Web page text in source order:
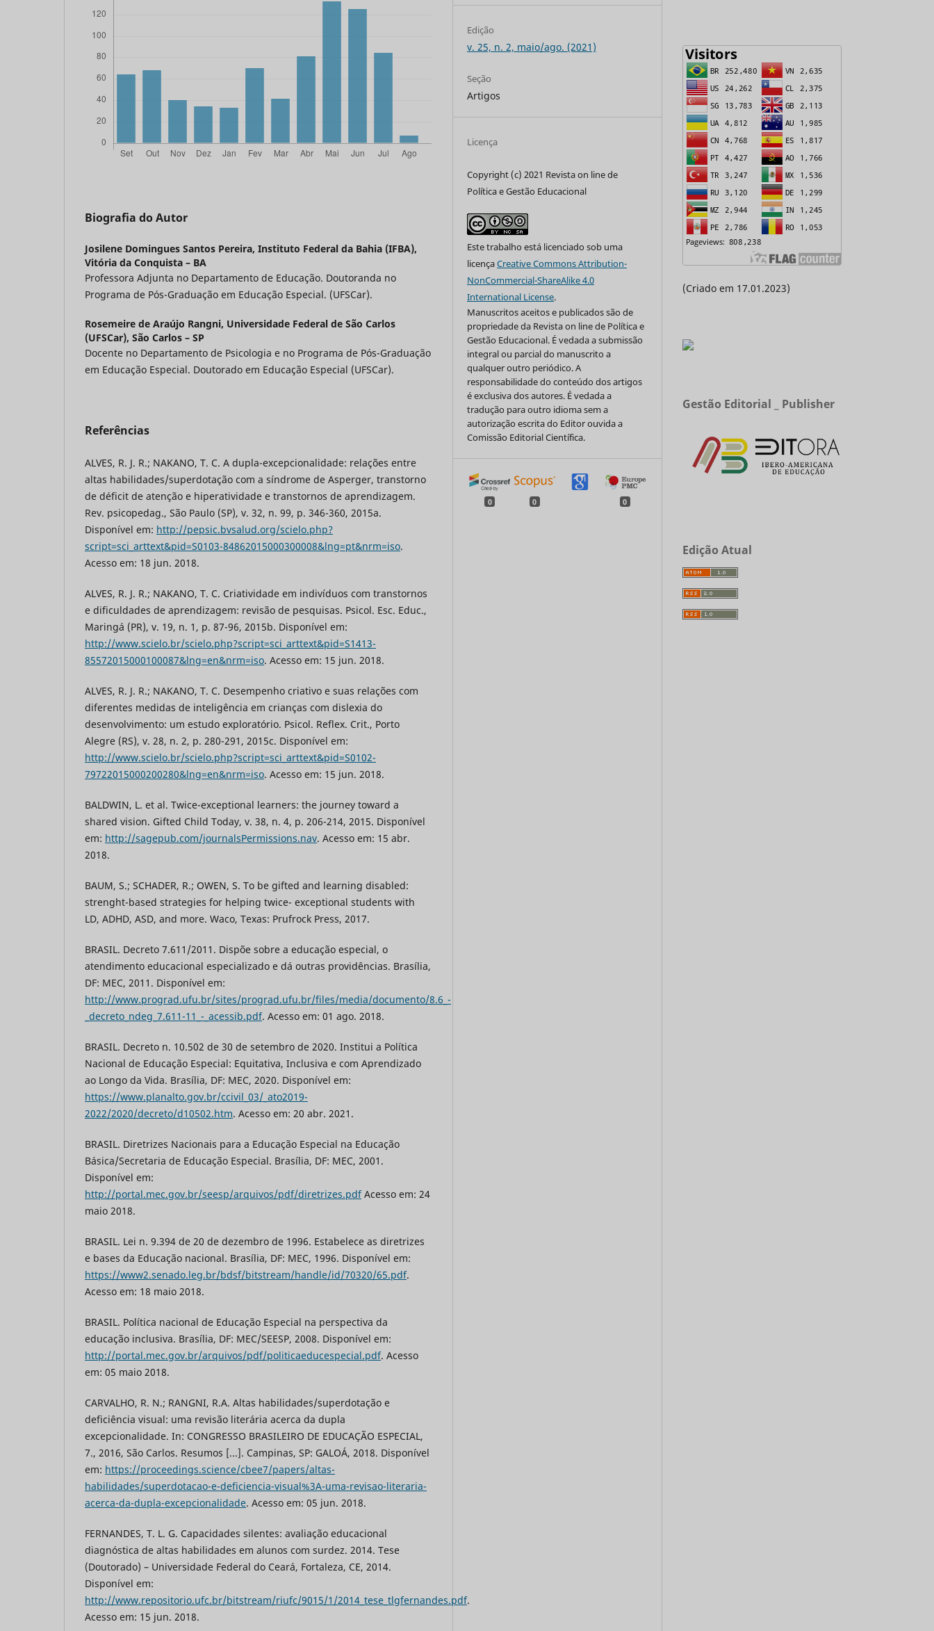
Biografia do Autor
Josilene Domingues Santos Pereira, Instituto Federal da Bahia (IFBA),
Vitória da Conquista – BA
Professora Adjunta no Departamento de Educação. Doutoranda no
Programa de Pós-Graduação em Educação Especial. (UFSCar).
Rosemeire de Araújo Rangni, Universidade Federal de São Carlos
(UFSCar), São Carlos – SP
Docente no Departamento de Psicologia e no Programa de Pós-Graduação
em Educação Especial. Doutorado em Educação Especial (UFSCar).
Referências
ALVES, R. J. R.; NAKANO, T. C. A dupla-excepcionalidade: relações entre
altas habilidades/superdotação com a síndrome de Asperger, transtorno
de déficit de atenção e hiperatividade e transtornos de aprendizagem.
Rev. psicopedag., São Paulo (SP), v. 32, n. 99, p. 346-360, 2015a.
Disponível em: http://pepsic.bvsalud.org/scielo.php?
script=sci_arttext&pid=S0103-84862015000300008&lng=pt&nrm=iso.
Acesso em: 18 jun. 2018.
ALVES, R. J. R.; NAKANO, T. C. Criatividade em indivíduos com transtornos
e dificuldades de aprendizagem: revisão de pesquisas. Psicol. Esc. Educ.,
Maringá (PR), v. 19, n. 1, p. 87-96, 2015b. Disponível em:
http://www.scielo.br/scielo.php?script=sci_arttext&pid=S1413-
85572015000100087&lng=en&nrm=iso. Acesso em: 15 jun. 2018.
ALVES, R. J. R.; NAKANO, T. C. Desempenho criativo e suas relações com
diferentes medidas de inteligência em crianças com dislexia do
desenvolvimento: um estudo exploratório. Psicol. Reflex. Crit., Porto
Alegre (RS), v. 28, n. 2, p. 280-291, 2015c. Disponível em:
http://www.scielo.br/scielo.php?script=sci_arttext&pid=S0102-
79722015000200280&lng=en&nrm=iso. Acesso em: 15 jun. 2018.
BALDWIN, L. et al. Twice-exceptional learners: the journey toward a
shared vision. Gifted Child Today, v. 38, n. 4, p. 206-214, 2015. Disponível
em: http://sagepub.com/journalsPermissions.nav. Acesso em: 15 abr.
2018.
BAUM, S.; SCHADER, R.; OWEN, S. To be gifted and learning disabled:
strenght-based strategies for helping twice- exceptional students with
LD, ADHD, ASD, and more. Waco, Texas: Prufrock Press, 2017.
BRASIL. Decreto 7.611/2011. Dispõe sobre a educação especial, o
atendimento educacional especializado e dá outras providências. Brasília,
DF: MEC, 2011. Disponível em:
http://www.prograd.ufu.br/sites/prograd.ufu.br/files/media/documento/8.6_-
_decreto_ndeg_7.611-11_-_acessib.pdf. Acesso em: 01 ago. 2018.
BRASIL. Decreto n. 10.502 de 30 de setembro de 2020. Institui a Política
Nacional de Educação Especial: Equitativa, Inclusiva e com Aprendizado
ao Longo da Vida. Brasília, DF: MEC, 2020. Disponível em:
https://www.planalto.gov.br/ccivil_03/_ato2019-
2022/2020/decreto/d10502.htm. Acesso em: 20 abr. 2021.
BRASIL. Diretrizes Nacionais para a Educação Especial na Educação
Básica/Secretaria de Educação Especial. Brasília, DF: MEC, 2001.
Disponível em:
http://portal.mec.gov.br/seesp/arquivos/pdf/diretrizes.pdfAcesso em: 24
maio 2018.
BRASIL. Lei n. 9.394 de 20 de dezembro de 1996. Estabelece as diretrizes
e bases da Educação nacional. Brasília, DF: MEC, 1996. Disponível em:
https://www2.senado.leg.br/bdsf/bitstream/handle/id/70320/65.pdf.
Acesso em: 18 maio 2018.
BRASIL. Política nacional de Educação Especial na perspectiva da
educação inclusiva. Brasília, DF: MEC/SEESP, 2008. Disponível em:
http://portal.mec.gov.br/arquivos/pdf/politicaeducespecial.pdf. Acesso
em: 05 maio 2018.
CARVALHO, R. N.; RANGNI, R.A. Altas habilidades/superdotação e
deficiência visual: uma revisão literária acerca da dupla
excepcionalidade. In: CONGRESSO BRASILEIRO DE EDUCAÇÃO ESPECIAL,
7., 2016, São Carlos. Resumos [...]. Campinas, SP: GALOÁ, 2018. Disponível
em: https://proceedings.science/cbee7/papers/altas-
habilidades/superdotacao-e-deficiencia-visual%3A-uma-revisao-literaria-
acerca-da-dupla-excepcionalidade. Acesso em: 05 jun. 2018.
FERNANDES, T. L. G. Capacidades silentes: avaliação educacional
diagnóstica de altas habilidades em alunos com surdez. 2014. Tese
(Doutorado) – Universidade Federal do Ceará, Fortaleza, CE, 2014.
Disponível em:
http://www.repositorio.ufc.br/bitstream/riufc/9015/1/2014_tese_tlgfernandes.pdf.
Acesso em: 15 jun. 2018.
Edição
v. 25, n. 2, maio/ago. (2021)
Seção
Artigos
Licença
Copyright (c) 2021 Revista on line de
Política e Gestão Educacional
Este trabalho está licenciado sob uma
licençaCreative Commons Attribution-
NonCommercial-ShareAlike 4.0
International License.
Manuscritos aceitos e publicados são de
propriedade da Revista on line de Política e
Gestão Educacional. É vedada a submissão
integral ou parcial do manuscrito a
qualquer outro periódico. A
responsabilidade do conteúdo dos artigos
é exclusiva dos autores. É vedada a
tradução para outro idioma sem a
autorização escrita do Editor ouvida a
Comissão Editorial Científica.
0 0 0
(Criado em 17.01.2023)
Gestão Editorial _ Publisher
Edição Atual